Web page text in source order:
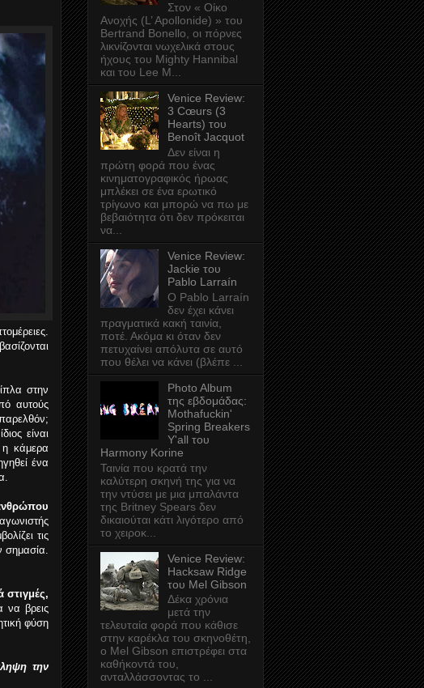
στην
αυτούς
είναι
κάμερα
ένα
τις
σημασία.
στιγμές,
να βρεις
φύση
την
Στον « Οίκο
Ανοχής (L’ Apollonide) » του
Bertrand Bonello, οι πόρνες
λικνίζονται νωχελικά στους
ήχους του Mighty Hannibal
και του Lee M...
Venice Review:
3 Cœurs (3
Hearts) του
Benoît Jacquot
Δεν είναι η
πρώτη φορά που ένας
κινηματογραφικός ήρωας
μπλέκει σε ένα ερωτικό
τρίγωνο και μπορώ να πω με
βεβαιότητα ότι δεν πρόκειται
να...
Venice Review:
Jackie του
Pablo Larraín
Ο Pablo Larraín
δεν έχει κάνει
πραγματικά κακή ταινία,
ποτέ. Ακόμα κι όταν δεν
πετυχαίνει απόλυτα σε αυτό
που θέλει να κάνει (βλέπε ...
Photo Album
της εβδομάδας:
Mothafuckin'
Spring Breakers
Y'all του
Harmony Korine
Ταινία που κρατά την
καλύτερη σκηνή της για να
την ντύσει με μια μπαλάντα
της Britney Spears δεν
δικαιούται κάτι λιγότερο από
το χειροκ...
Venice Review:
Hacksaw Ridge
του Mel Gibson
Δέκα χρόνια
μετά την
τελευταία φορά που κάθισε
στην καρέκλα του σκηνοθέτη,
ο Mel Gibson επιστρέφει στα
καθήκοντά του,
ανταλλάσσοντας το ...